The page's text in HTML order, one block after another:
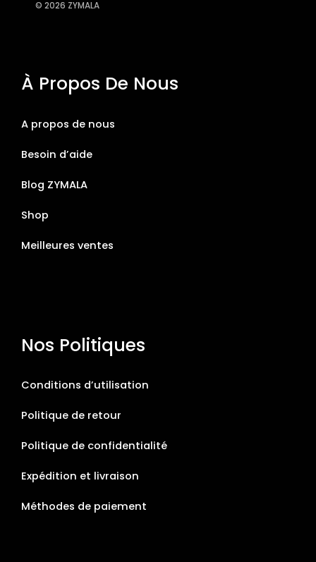
© 2026 ZYMALA
À Propos De Nous
A propos de nous
Besoin d’aide
Blog ZYMALA
Shop
Meilleures ventes
Nos Politiques
Conditions d’utilisation
Politique de retour
Politique de confidentialité
Expédition et livraison
Méthodes de paiement